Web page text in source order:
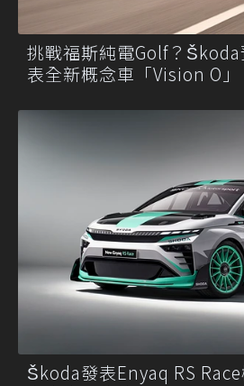
挑戰福斯純電Golf？
表全新概念車「Vision O」
Škoda發表Enyaq RS